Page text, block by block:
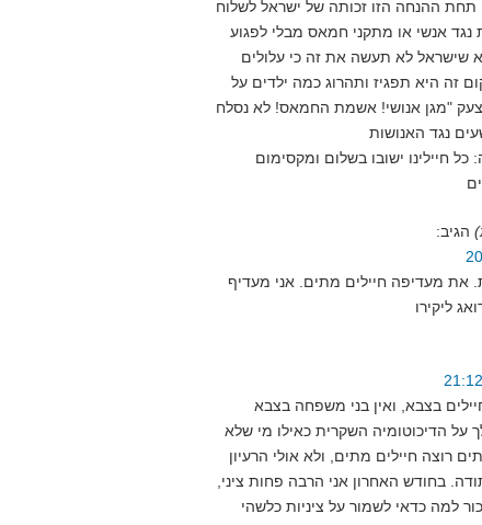
ההנחה הזו זכותה של ישראל לשלוח
נגד אנשי או מתקני חמאס מבלי לפגוע
שישראל לא תעשה את זה כי עלולים
זה היא תפגיז ותהרוג כמה ילדים על
"מגן אנושי! אשמת החמאס! לא נסלח
חיילינו ישובו בשלום ומקסימום
הגיב:
את מעדיפה חיילים מתים. אני מעדיף
על הדיכוטומיה השקרית כאילו מי שלא
רוצה חיילים מתים, ולא אולי הרעיון
בחודש האחרון אני הרבה פחות ציני,